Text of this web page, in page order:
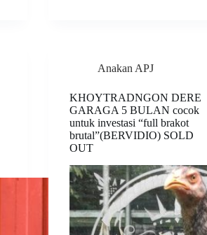
Anakan APJ
KHOYTRADNGON DERE
GARAGA 5 BULAN cocok
untuk investasi “full brakot
brutal”(BERVIDIO) SOLD
OUT